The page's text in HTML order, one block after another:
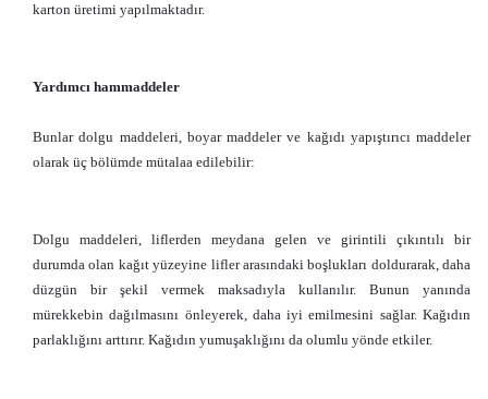
karton üretimi yapılmaktadır.
Yardımcı hammaddeler
Bunlar dolgu maddeleri, boyar maddeler ve kağıdı yapıştırıcı maddeler
olarak üç bölümde mütalaa edilebilir:
Dolgu maddeleri, liflerden meydana gelen ve girintili çıkıntılı bir
durumda olan kağıt yüzeyine lifler arasındaki boşlukları doldurarak, daha
düzgün bir şekil vermek maksadıyla kullanılır. Bunun yanında
mürekkebin dağılmasını önleyerek, daha iyi emilmesini sağlar. Kağıdın
parlaklığını arttırır. Kağıdın yumuşaklığını da olumlu yönde etkiler.